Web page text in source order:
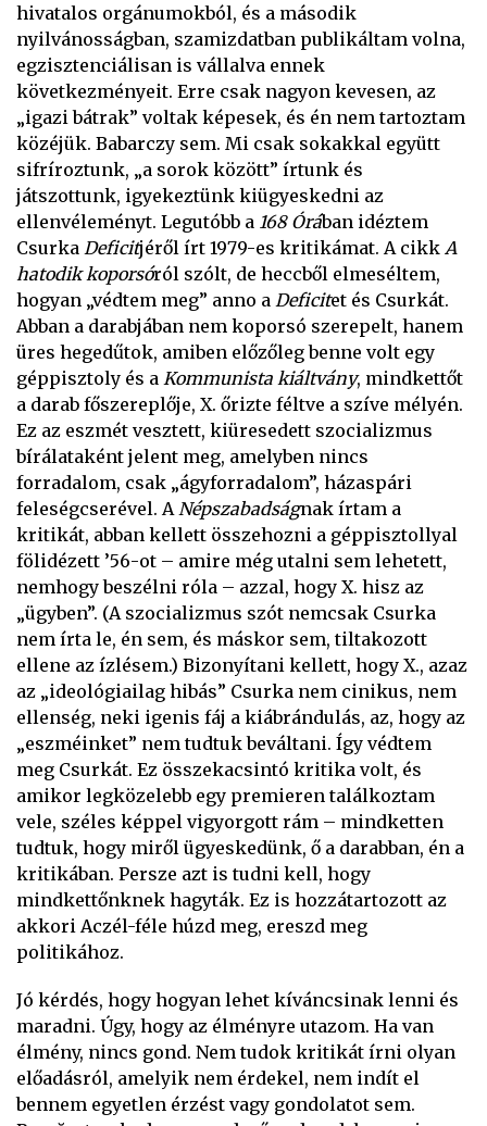
hivatalos orgánumokból, és a második
nyilvánosságban, szamizdatban publikáltam volna,
egzisztenciálisan is vállalva ennek
következményeit. Erre csak nagyon kevesen, az
„igazi bátrak” voltak képesek, és én nem tartoztam
közéjük. Babarczy sem. Mi csak sokakkal együtt
sifríroztunk, „a sorok között” írtunk és
játszottunk, igyekeztünk kiügyeskedni az
ellenvéleményt. Legutóbb a 168 Órában idéztem
Csurka Deficitjéről írt 1979-es kritikámat. A cikk A
hatodik koporsóról szólt, de heccből elmeséltem,
hogyan „védtem meg” anno a Deficitet és Csurkát.
Abban a darabjában nem koporsó szerepelt, hanem
üres hegedűtok, amiben előzőleg benne volt egy
géppisztoly és a Kommunista kiáltvány, mindkettőt
a darab főszereplője, X. őrizte féltve a szíve mélyén.
Ez az eszmét vesztett, kiüresedett szocializmus
bírálataként jelent meg, amelyben nincs
forradalom, csak „ágyforradalom”, házaspári
feleségcserével. ANépszabadságnak írtam a
kritikát, abban kellett összehozni a géppisztollyal
fölidézett ’56-ot – amire még utalni sem lehetett,
nemhogy beszélni róla – azzal, hogy X. hisz az
„ügyben”. (A szocializmus szót nemcsak Csurka
nem írta le, én sem, és máskor sem, tiltakozott
ellene az ízlésem.) Bizonyítani kellett, hogy X., azaz
az „ideológiailag hibás” Csurka nem cinikus, nem
ellenség, neki igenis fáj a kiábrándulás, az, hogy az
„eszméinket” nem tudtuk beváltani. Így védtem
meg Csurkát. Ez összekacsintó kritika volt, és
amikor legközelebb egy premieren találkoztam
vele, széles képpel vigyorgott rám – mindketten
tudtuk, hogy miről ügyeskedünk, ő a darabban, én a
kritikában. Persze azt is tudni kell, hogy
mindkettőnknek hagyták. Ez is hozzátartozott az
akkori Aczél-féle húzd meg, ereszd meg
politikához.
Jó kérdés, hogy hogyan lehet kíváncsinak lenni és
maradni. Úgy, hogy az élményre utazom. Ha van
élmény, nincs gond. Nem tudok kritikát írni olyan
előadásról, amelyik nem érdekel, nem indít el
bennem egyetlen érzést vagy gondolatot sem.